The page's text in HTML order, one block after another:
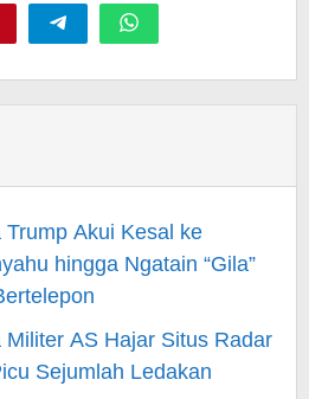
Trump Akui Kesal ke
hingga Ngatain “Gila”
Militer AS Hajar Situs Radar
Sejumlah Ledakan